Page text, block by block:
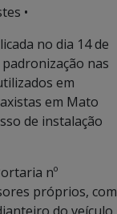
•
no dia 14 de
nas
em
em Mato
de instalação
nº
próprios, com